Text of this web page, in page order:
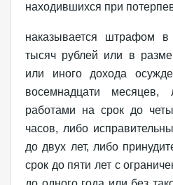
находившихся при
наказывается штрафом
тысяч рублей или в
или иного дохода
восемнадцати месяцев,
работами на срок до
часов, либо
до двух лет, либо
срок до пяти лет с